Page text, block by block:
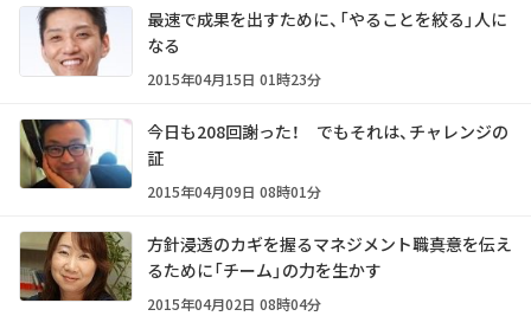
最速で成果を出すために、「やることを絞る」人に
なる
2015年04月15日 01時23分
今日も208回謝った！ でもそれは、チャレンジの
証
2015年04月09日 08時01分
方針浸透のカギを握るマネジメント職――真意を伝え
るために「チーム」の力を生かす
2015年04月02日 08時04分